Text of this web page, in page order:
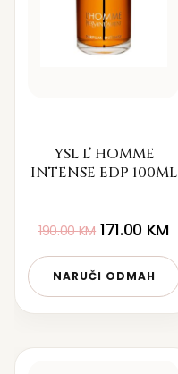
YSL L’ HOMME
INTENSE EDP 100ML
190.00KM 171.00 KM
NARUČI ODMAH